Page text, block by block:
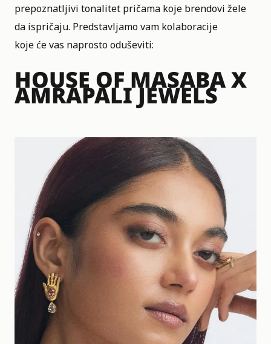
prepoznatljivi tonalitet pričama koje brendovi žele
da ispričaju. Predstavljamo vam kolaboracije
koje će vas naprosto oduševiti:
HOUSE OF MASABA X
AMRAPALI JEWELS